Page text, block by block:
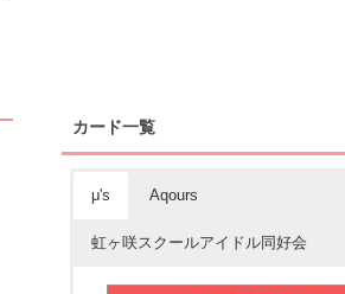
カード一覧
μ's Aqours
虹ヶ咲スクールアイドル同好会